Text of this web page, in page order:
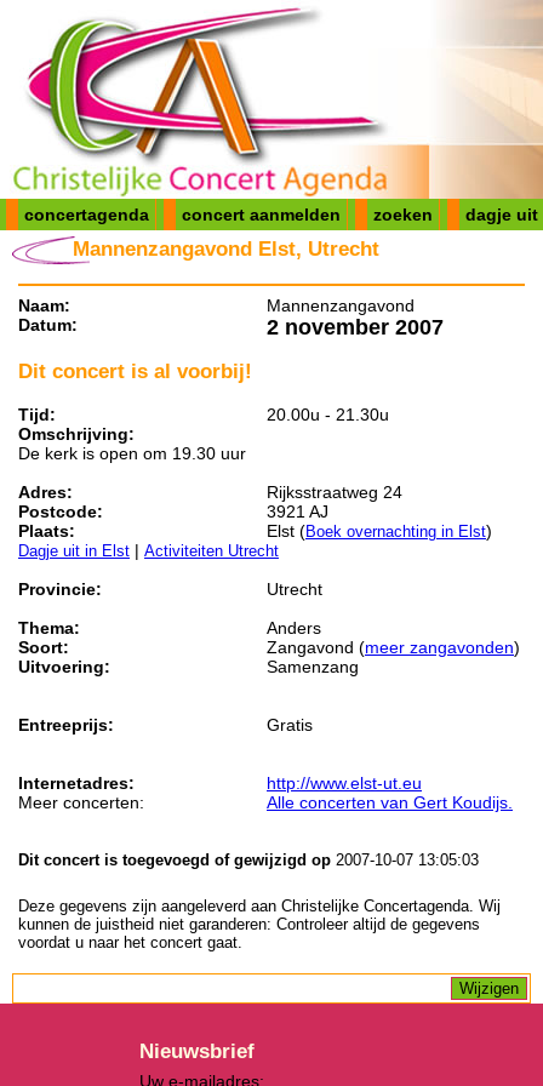
concertagenda concert aanmelden zoeken dagje uit
Mannenzangavond Elst, Utrecht
Naam:
Mannenzangavond
Datum:
2 november 2007
Dit concert is al voorbij!
Tijd:
20.00u - 21.30u
Omschrijving:
De kerk is open om 19.30 uur
Adres:
Rijksstraatweg 24
Postcode:
3921 AJ
Plaats:
Elst (Boek overnachting in Elst)
Dagje uit in Elst | Activiteiten Utrecht
Provincie:
Utrecht
Thema:
Anders
Soort:
Zangavond (meer zangavonden)
Uitvoering:
Samenzang
Entreeprijs: Gratis
Internetadres:
http://www.elst-ut.eu
Meer concerten:
Alle concerten van Gert Koudijs.
Dit concert is toegevoegd of gewijzigd op 2007-10-07 13:05:03
Deze gegevens zijn aangeleverd aan Christelijke Concertagenda. Wij
kunnen de juistheid niet garanderen: Controleer altijd de gegevens
voordat u naar het concert gaat.
Nieuwsbrief
Uw e-mailadres: